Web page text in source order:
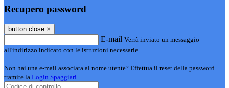
Recupero password
button close ×
E-mail Verrà inviato un messaggio
all'indirizzo indicato con le istruzioni necessarie.
Non hai una e-mail associata al nome utente? Effettua il reset della password
tramite la Login Spaggiari